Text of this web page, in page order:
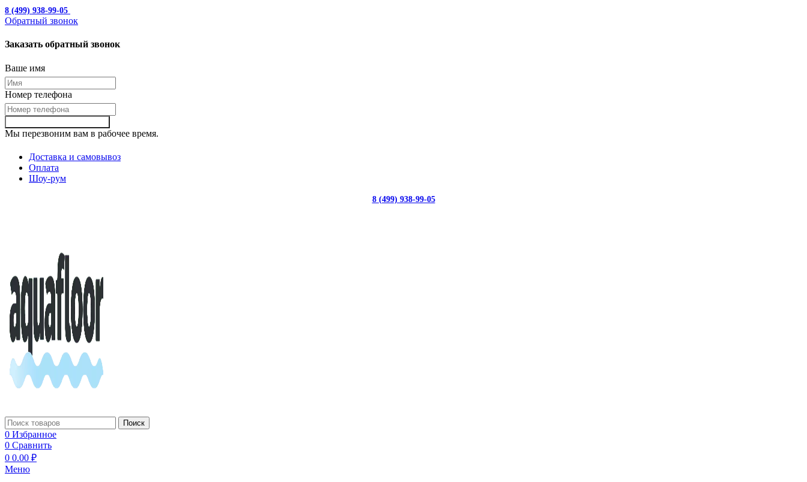
8 (499) 938-99-05
Обратный звонок
Заказать обратный звонок
Ваше имя
Номер телефона
Мы перезвоним вам в рабочее время.
Доставка и самовывоз
Оплата
Шоу-рум
8 (499) 938-99-05
Поиск
0 Избранное
0 Сравнить
0 0.00 ₽
Меню